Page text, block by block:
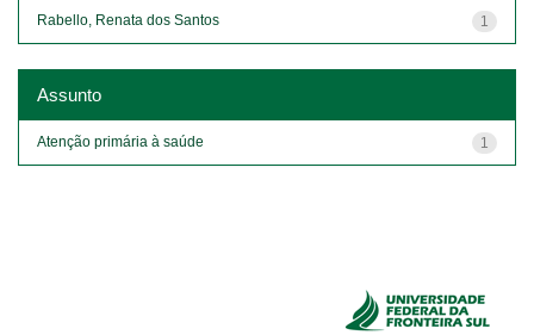
1
Rabello, Renata dos Santos
Assunto
1
Atenção primária à saúde